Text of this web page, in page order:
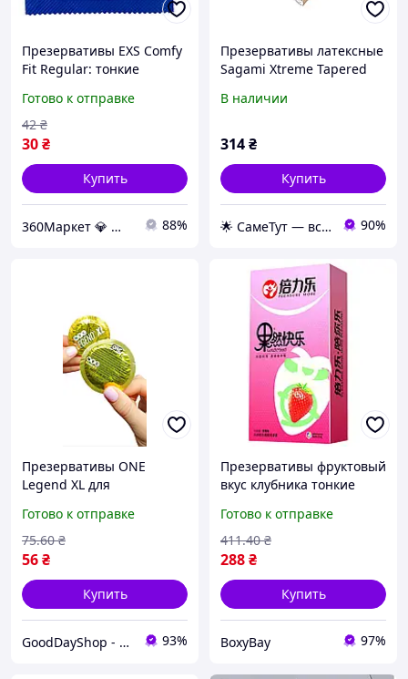
Презервативы EXS Comfy
Fit Regular: тонкие
анатомической формой
для максимального
комфорта
Готово к отправке
30₴
42 ₴
Купить
360Маркет 💎 — всё, что нужно под рукой ✅ 88%
Презервативы латексные
Sagami Xtreme Tapered
максимального комфорта
В наличии
314₴
Купить
🌟 СамеТут — всё, что нужно, в одном месте 🌟 90%
Презервативы ONE
Legend XL для
гладкие, латексные, 1 шт.
Готово к отправке
56₴
75.60 ₴
Купить
GoodDayShop - Онлайн магазин различных товаров 93%
Презервативы фруктовый
вкус клубника тонкие
средства для взрослых с
ароматом
Готово к отправке
288₴
411.40 ₴
Купить
BoxyBay 97%